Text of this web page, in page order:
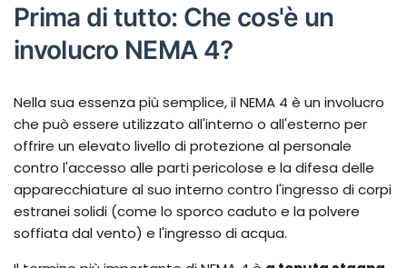
Prima di tutto: Che cos'è un
involucro NEMA 4?
Nella sua essenza più semplice, il NEMA 4 è un involucro
che può essere utilizzato all'interno o all'esterno per
offrire un elevato livello di protezione al personale
contro l'accesso alle parti pericolose e la difesa delle
apparecchiature al suo interno contro l'ingresso di corpi
estranei solidi (come lo sporco caduto e la polvere
soffiata dal vento) e l'ingresso di acqua.